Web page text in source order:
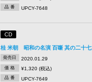
品 番 UPCY-7648
CD
桂 米朝 昭和の名演 百噺 其の二十七
発売日 2020.01.29
価 格 ¥1,320 (税込)
品 番 UPCY-7649